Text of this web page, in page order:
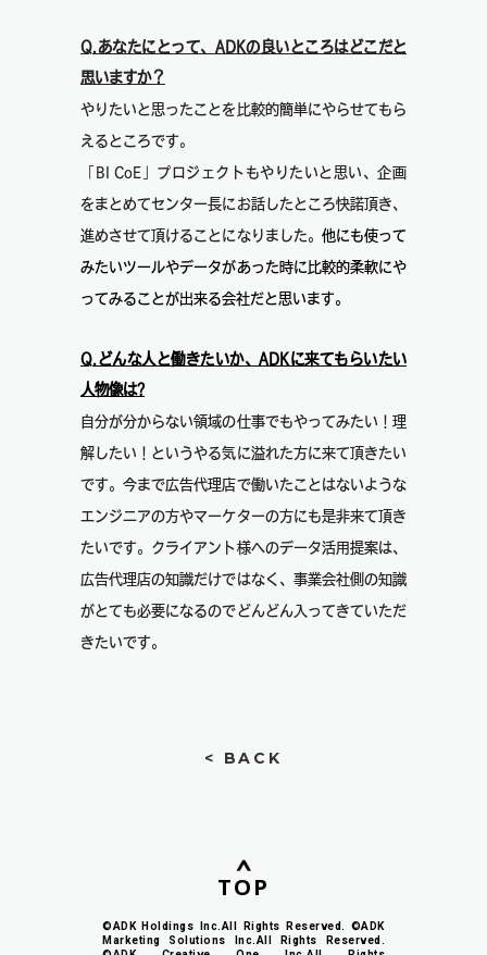
Q.あなたにとって、ADKの良いところはどこだと
思いますか？
やりたいと思ったことを比較的簡単にやらせてもら
えるところです。
「BI CoE」プロジェクトもやりたいと思い、企画
をまとめてセンター長にお話したところ快諾頂き、
進めさせて頂けることになりました。 他にも使って
みたいツールやデータがあった時に比較的柔軟にや
ってみることが出来る会社だと思います。
Q.どんな人と働きたいか、ADKに来てもらいたい
人物像は?
自分が分からない領域の仕事でもやってみたい！理
解したい！というやる気に溢れた方に来て頂きたい
です。今まで広告代理店で働いたことはないような
エンジニアの方やマーケターの方にも是非来て頂き
たいです。クライアント様へのデータ活用提案は、
広告代理店の知識だけではなく、事業会社側の知識
がとても必要になるのでどんどん入ってきていただ
きたいです。
< BACK
TOP
©ADK Holdings Inc.All Rights Reserved. ©ADK
Marketing Solutions Inc.All Rights Reserved.